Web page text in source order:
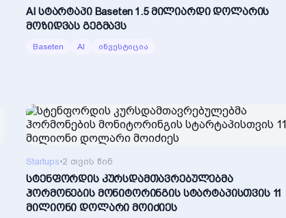
AI სტარტაპი Baseten 1.5 მილიარდი დოლარის
მოზიდვას გეგმავს
Baseten AI ინვესტიცია
Startups•2 თვის წინ
სტენფორდის კურსდამთავრებულებმა
ჰორმონების მონიტორინგის სტარტაპისთვის 11
მილიონი დოლარი მოიძიეს